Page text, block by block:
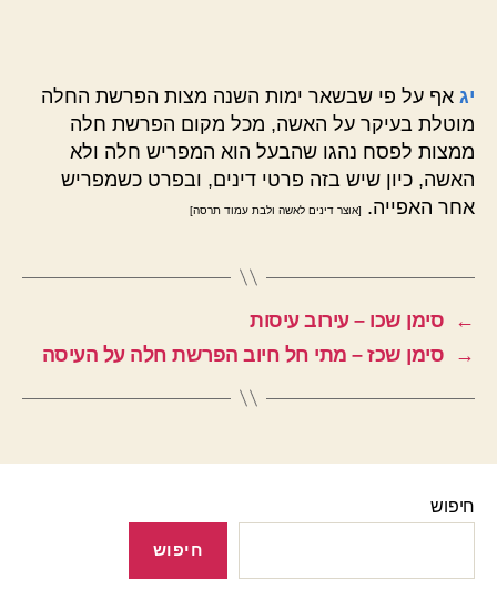
יג אף על פי שבשאר ימות השנה מצות הפרשת החלה
מוטלת בעיקר על האשה, מכל מקום הפרשת חלה
ממצות לפסח נהגו שהבעל הוא המפריש חלה ולא
האשה, כיון שיש בזה פרטי דינים, ובפרט כשמפריש
אחר האפייה.
[אוצר דינים לאשה ולבת עמוד תרסה]
←
סימן שכו – עירוב עיסות
→
סימן שכז – מתי חל חיוב הפרשת חלה על העיסה
חיפוש
חיפוש